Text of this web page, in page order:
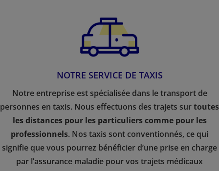
NOTRE SERVICE DE TAXIS
Notre entreprise est spécialisée dans le transport de
personnes en taxis. Nous effectuons des trajets surtoutes
les distances pour les particuliers comme pour les
professionnels. Nos taxis sont conventionnés, ce qui
signifie que vous pourrez bénéficier d’une prise en charge
par l’assurance maladie pour vos trajets médicaux